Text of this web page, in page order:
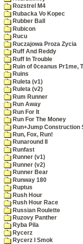
Rozstrel M4
Rubacka Vo Kopec
Rubber Ball
Rubicon
Rucu
Ruczajowa Proza Zycia
Ruff And Reddy
Ruff In Trouble
Ruin of 0ceanus Pr1me,
Ruins
Ruleta (v1)
Ruleta (v2)
Rum Runner
Run Away
Run For It
Run For The Money
Run+Jump Construction
Run, Fox, Run!
Runaround II
Runfast
Runner (v1)
Runner (v2)
Runner Bear
Runway 180
Ruptus
Rush Hour
Rush Hour Race
Russian Roulette
Ruzovy Panther
Ryba Pila
Rycerz
Rycerz I Smok